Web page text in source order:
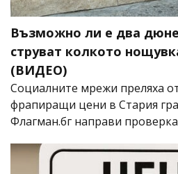
Възможно ли е два
струват колкото
(ВИДЕО)
Социалните мрежи преляха
фрапиращи цени в Стария
Флагман.бг направи